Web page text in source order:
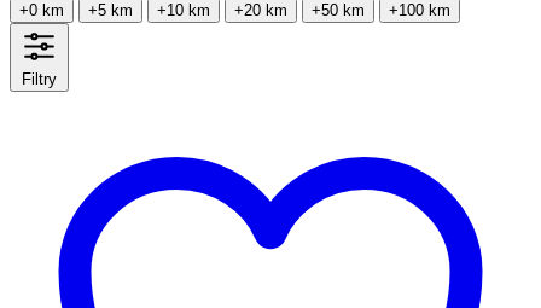
+0 km
+5 km +10 km +20 km +50 km +100 km
Filtry